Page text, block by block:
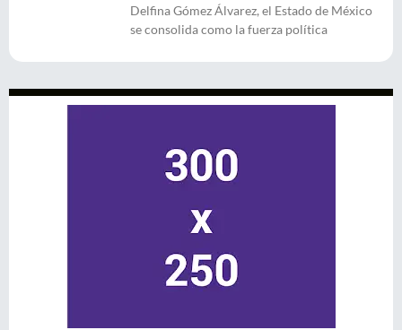
Delfina Gómez Álvarez, el Estado de México
se consolida como la fuerza política